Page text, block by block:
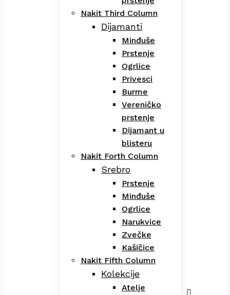
Nakit Third Column
Dijamanti
Minđuše
Prstenje
Ogrlice
Privesci
Burme
Vereničko
prstenje
Dijamant u
blisteru
Nakit Forth Column
Srebro
Prstenje
Minđuše
Ogrlice
Narukvice
Zvečke
Kašičice
Nakit Fifth Column
Kolekcije
Atelje